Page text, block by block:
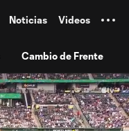
Noticias Videos
Cambio de Frente